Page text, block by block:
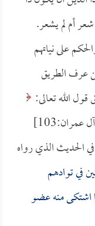
أم لم يشعر.
على نياتهم
عرف الطريق
الله تعالى:
[آل عمران:103]
الحديث الذي رواه
في توادهم
اشتكى منه عضو